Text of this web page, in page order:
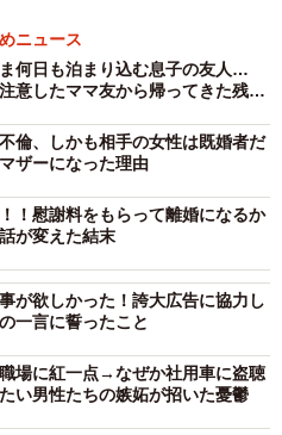
ニュース
ま何日も泊まり込む息子の友人…
意したママ友から帰ってきた残念
倫、しかも相手の女性は既婚者だ
ザーになった理由
！慰謝料をもらって離婚になるか
が変えた結末
が欲しかった！誇大広告に協力し
一言に誓ったこと
職場に紅一点→なぜか社用車に盗聴
い男性たちの嫉妬が招いた憂鬱